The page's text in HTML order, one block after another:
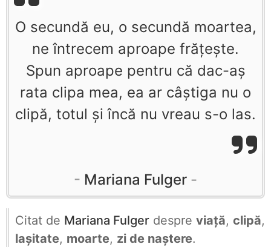
O secundă eu, o secundă moartea,
ne întrecem aproape frăţeşte.
Spun aproape pentru că dac-aş
rata clipa mea, ea ar câştiga nu o
clipă, totul şi încă nu vreau s-o las.
Mariana Fulger
Citat de Mariana Fulger despre viață, clipă,
lașitate, moarte, zi de naștere.